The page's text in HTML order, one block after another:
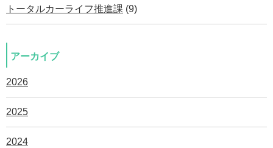
トータルカーライフ推進課 (9)
アーカイブ
2026
2025
2024